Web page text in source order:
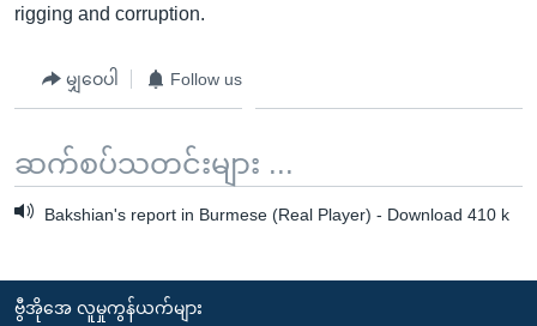
rigging and corruption.
မျှဝေပါ Follow us
ဆက်စပ်သတင်းများ ...
Bakshian's report in Burmese (Real Player) - Download 410 k
ဗွီအိုအေ လူမှုကွန်ယက်များ